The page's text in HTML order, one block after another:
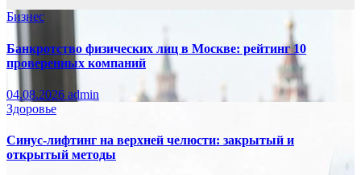
Бизнес
Банкротство физических лиц в Москве: рейтинг 10
проверенных компаний
04.08.2026 admin
Здоровье
Синус-лифтинг на верхней челюсти: закрытый и
открытый методы